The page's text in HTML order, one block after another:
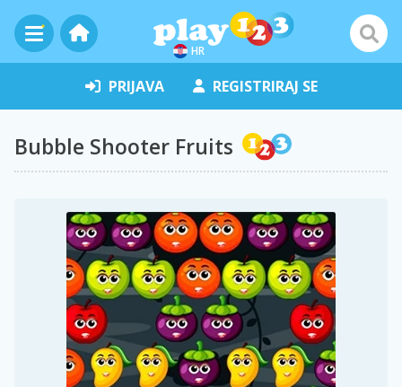
HR
PRIJAVA REGISTRIRAJ SE
Bubble Shooter Fruits